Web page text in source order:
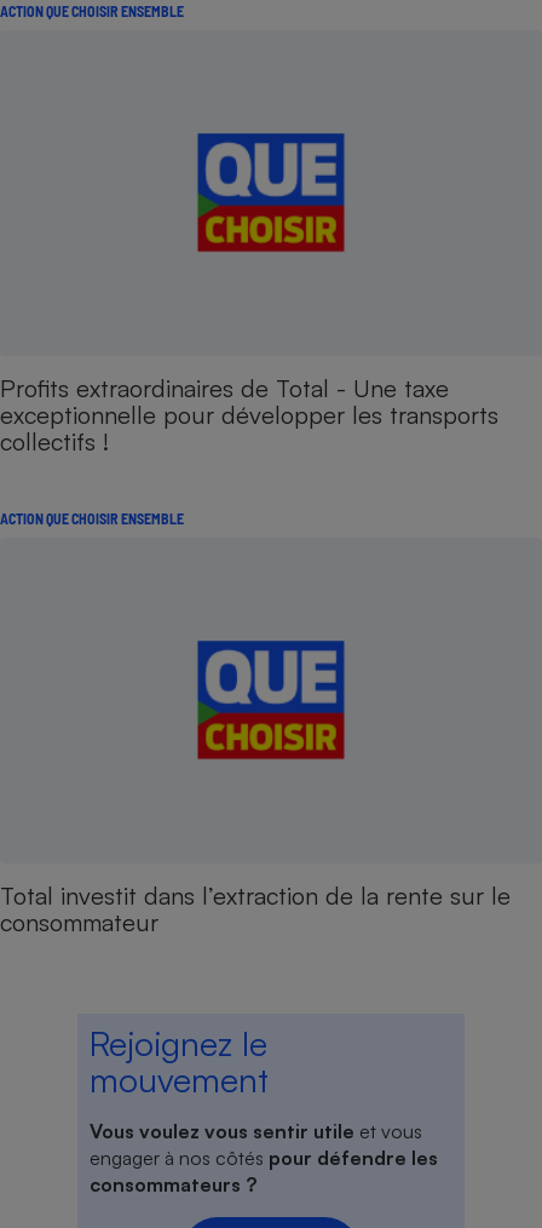
ACTION QUE CHOISIR ENSEMBLE
Profits extraordinaires de Total - Une taxe
exceptionnelle pour développer les transports
collectifs !
ACTION QUE CHOISIR ENSEMBLE
Total investit dans l’extraction de la rente sur le
consommateur
Rejoignez le
mouvement
Vous voulez vous sentir utile et vous
engager à nos côtés pour défendre les
consommateurs ?